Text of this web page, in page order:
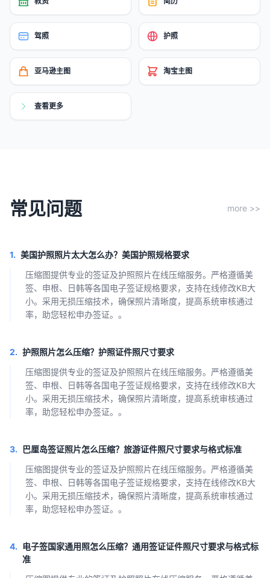
驾照 护照
亚马逊主图 淘宝主图
查看更多
常见问题 more >>
1. 美国护照照片太大怎么办？美国护照规格要求
压缩图提供专业的签证及护照照片在线压缩服务。严格遵循美
签、申根、日韩等各国电子签证规格要求，支持在线修改KB大
小。采用无损压缩技术，确保照片清晰度，提高系统审核通过
率，助您轻松申办签证。。
2. 护照照片怎么压缩？护照证件照尺寸要求
压缩图提供专业的签证及护照照片在线压缩服务。严格遵循美
签、申根、日韩等各国电子签证规格要求，支持在线修改KB大
小。采用无损压缩技术，确保照片清晰度，提高系统审核通过
率，助您轻松申办签证。。
3.
巴厘岛签证照片怎么压缩？旅游证件照尺寸要求与格式标准
压缩图提供专业的签证及护照照片在线压缩服务。严格遵循美
签、申根、日韩等各国电子签证规格要求，支持在线修改KB大
小。采用无损压缩技术，确保照片清晰度，提高系统审核通过
率，助您轻松申办签证。。
4. 电子签国家通用照怎么压缩？通用签证证件照尺寸要求与格式标
准